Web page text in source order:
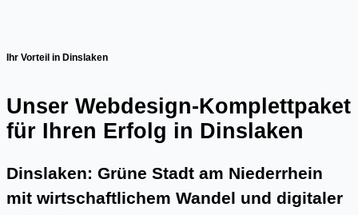
Ihr Vorteil in Dinslaken
Unser Webdesign-Komplettpaket
für Ihren Erfolg in Dinslaken
Dinslaken: Grüne Stadt am Niederrhein
mit wirtschaftlichem Wandel und digitaler